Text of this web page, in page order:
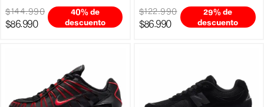
$144.990
$86.990
40% de
descuento
$122.990
$86.990
29% de
descuento